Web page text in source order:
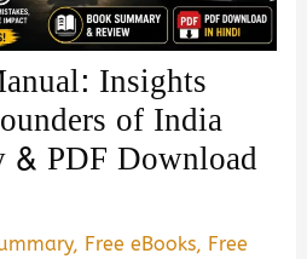
Insights
of India
& PDF Download
, Free eBooks, Free